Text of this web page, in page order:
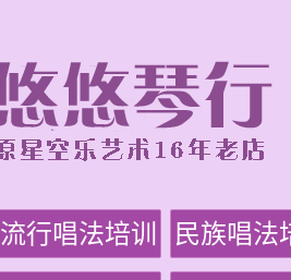
流行唱法培训 民族唱法